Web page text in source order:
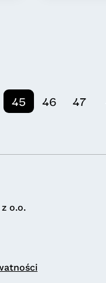
45 46 47
o.o.